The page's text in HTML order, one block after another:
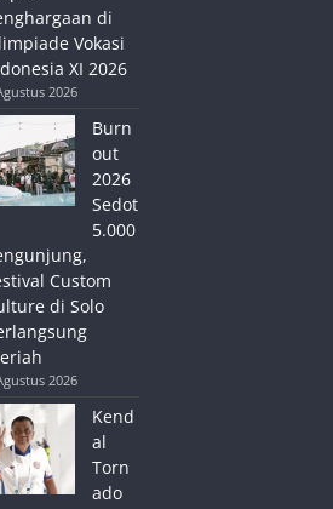
di
Vokasi
XI 2026
2026
Burn
out
2026
Sedot
5.000
Custom
di Solo
2026
Kend
al
Torn
ado